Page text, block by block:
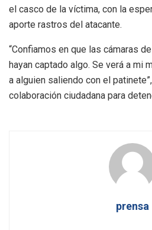
el casco de la víctima, con la
aporte rastros del atacante.
“Confiamos en que las cámaras
hayan captado algo. Se verá a mi
a alguien saliendo con el
colaboración ciudadana para
prensa